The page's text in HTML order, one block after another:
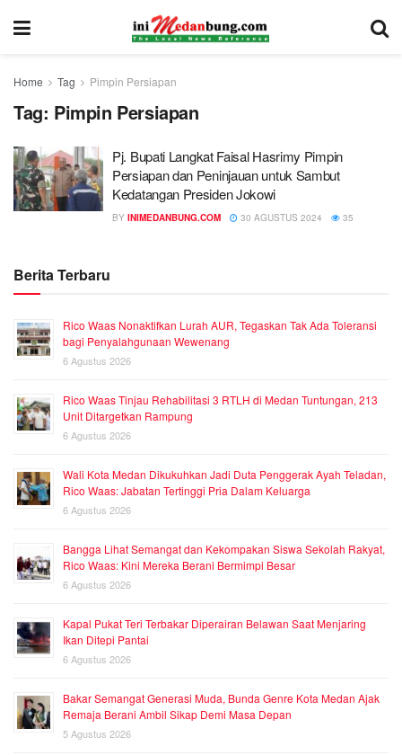
Home Tag Pimpin Persiapan
Tag: Pimpin Persiapan
Pj. Bupati Langkat Faisal Hasrimy Pimpin
Persiapan dan Peninjauan untuk Sambut
Kedatangan Presiden Jokowi
BY INIMEDANBUNG.COM 30 AGUSTUS 2024 35
Berita Terbaru
Rico Waas Nonaktifkan Lurah AUR, Tegaskan Tak Ada Toleransi
bagi Penyalahgunaan Wewenang
6 Agustus 2026
Rico Waas Tinjau Rehabilitasi 3 RTLH di Medan Tuntungan, 213
Unit Ditargetkan Rampung
6 Agustus 2026
Wali Kota Medan Dikukuhkan Jadi Duta Penggerak Ayah Teladan,
Rico Waas: Jabatan Tertinggi Pria Dalam Keluarga
6 Agustus 2026
Bangga Lihat Semangat dan Kekompakan Siswa Sekolah Rakyat,
Rico Waas: Kini Mereka Berani Bermimpi Besar
6 Agustus 2026
Kapal Pukat Teri Terbakar Diperairan Belawan Saat Menjaring
Ikan Ditepi Pantai
6 Agustus 2026
Bakar Semangat Generasi Muda, Bunda Genre Kota Medan Ajak
Remaja Berani Ambil Sikap Demi Masa Depan
5 Agustus 2026